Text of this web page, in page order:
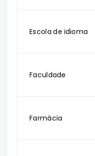
Escola de idioma
Faculdade
Farmácia